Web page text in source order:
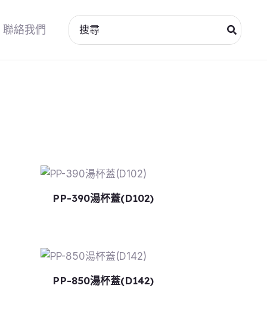
聯絡我們
搜
尋：
PP-390湯杯蓋(D102)
PP-850湯杯蓋(D142)